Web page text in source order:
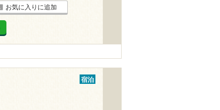
お気に入りに追加
宿泊